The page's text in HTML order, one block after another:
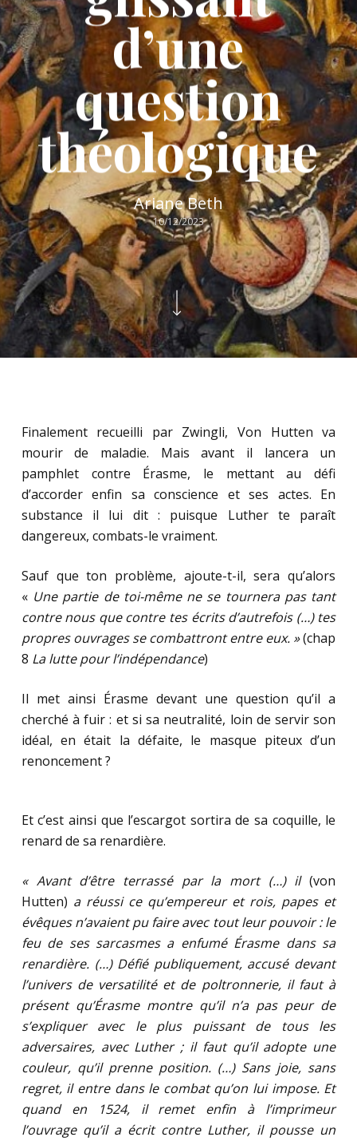
d’une
question
théologique
Ariane Beth
10/12/2023
Finalement recueilli par Zwingli, Von Hutten va
mourir de maladie. Mais avant il lancera un
pamphlet contre Érasme, le mettant au défi
d’accorder enfin sa conscience et ses actes. En
substance il lui dit : puisque Luther te paraît
dangereux, combats-le vraiment.
Sauf que ton problème, ajoute-t-il, sera qu’alors
«Une partie de toi-même ne se tournera pas tant
contre nous que contre tes écrits d’autrefois (…) tes
propres ouvrages se combattront entre eux. »(chap
8 La lutte pour l’indépendance)
Il met ainsi Érasme devant une question qu’il a
cherché à fuir : et si sa neutralité, loin de servir son
idéal, en était la défaite, le masque piteux d’un
renoncement ?
Et c’est ainsi que l’escargot sortira de sa coquille, le
renard de sa renardière.
« Avant d’être terrassé par la mort (…) il(von
Hutten) a réussi ce qu’empereur et rois, papes et
évêques n’avaient pu faire avec tout leur pouvoir : le
feu de ses sarcasmes a enfumé Érasme dans sa
renardière. (…) Défié publiquement, accusé devant
l’univers de versatilité et de poltronnerie, il faut à
présent qu’Érasme montre qu’il n’a pas peur de
s’expliquer avec le plus puissant de tous les
adversaires, avec Luther ; il faut qu’il adopte une
couleur, qu’il prenne position. (…) Sans joie, sans
regret, il entre dans le combat qu’on lui impose. Et
quand en 1524, il remet enfin à l’imprimeur
l’ouvrage qu’il a écrit contre Luther, il pousse un